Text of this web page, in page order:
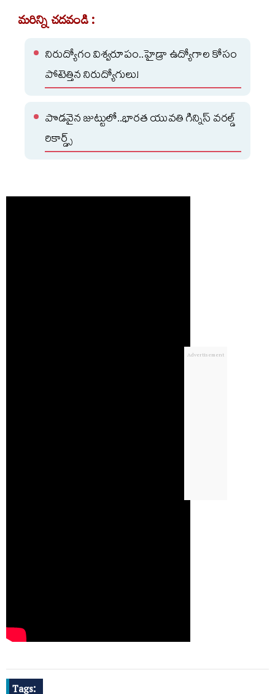
మరిన్ని చదవండి :
నిరుద్యోగం విశ్వరూపం..హైడ్రా ఉద్యోగాల కోసం
పోటెత్తిన నిరుద్యోగులు!
పొడవైన జుట్టులో..భారత యువతి గిన్నిస్ వరల్డ్
రికార్డ్స్